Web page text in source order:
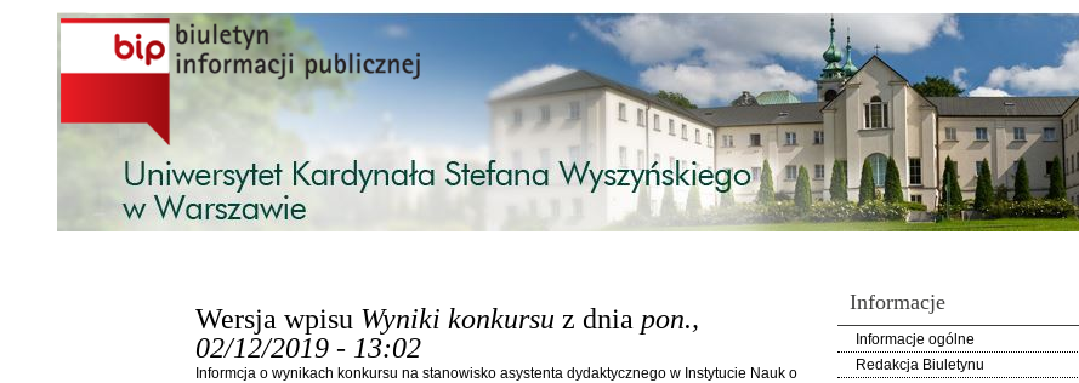
Przejdź do treści
Wersja wpisu Wyniki konkursu z dnia pon.,
02/12/2019 - 13:02
Informcja o wynikach konkursu na stanowisko asystenta dydaktycznego w Instytucie Nauk o
Informacje
Informacje ogólne
Redakcja Biuletynu